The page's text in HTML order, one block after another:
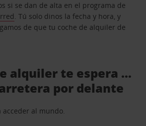
si se dan de alta en el programa de
. Tú solo dinos la fecha y hora, y
de que tu coche de alquiler de
alquiler te espera …
por delante
acceder al mundo.